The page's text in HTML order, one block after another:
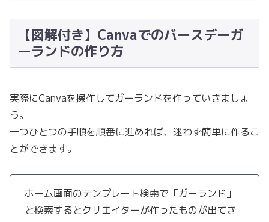
【図解付き】Canvaでのバースデーガ
ーランドの作り方
実際にCanvaを操作してガーランドを作っていきましょ
う。
一つひとつの手順を順番に進めれば、迷わず簡単に作るこ
とができます。
ホーム画面のテンプレート検索で「ガーランド」
と検索するとクリエイターが作ったものが出てき